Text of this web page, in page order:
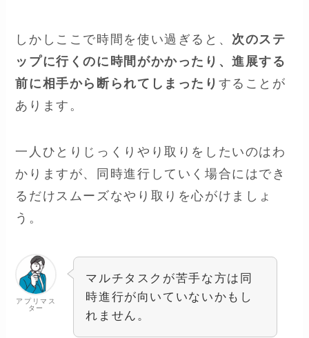
しかしここで時間を使い過ぎると、 次のステ
ップに行くのに時間がかかったり、進展する
前に相手から断られてしまったり することが
あります。
一人ひとりじっくりやり取りをしたいのはわ
かりますが、同時進行していく場合にはでき
るだけスムーズなやり取りを心がけましょ
う。
アプリマス
ター
マルチタスクが苦手な方は同
時進行が向いていないかもし
れません。